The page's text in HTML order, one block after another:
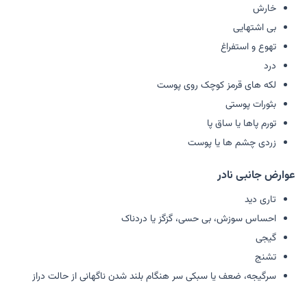
خارش
بی اشتهایی
تهوع و استفراغ
درد
لکه های قرمز کوچک روی پوست
بثورات پوستی
تورم پاها یا ساق پا
زردی چشم ها یا پوست
عوارض جانبی نادر
تاری دید
احساس سوزش، بی حسی، گزگز یا دردناک
گیجی
تشنج
سرگیجه، ضعف یا سبکی سر هنگام بلند شدن ناگهانی از حالت دراز